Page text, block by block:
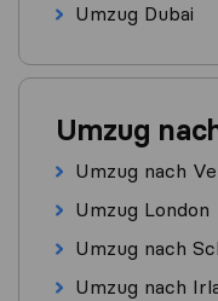
Umzug Dubai
Umzug
Umzug nach
Umzug London
Umzug nach
Umzug nach